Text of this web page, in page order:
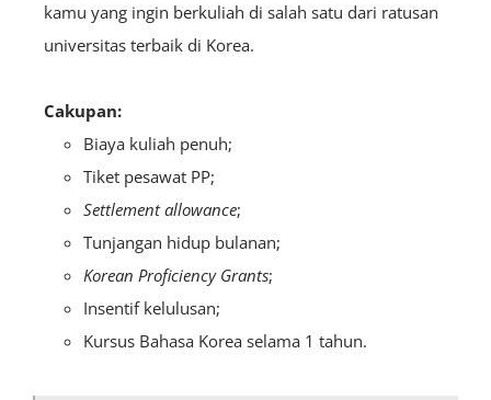
kamu yang ingin berkuliah di salah satu dari ratusan
universitas terbaik di Korea.
Cakupan:
Biaya kuliah penuh;
Tiket pesawat PP;
Settlement allowance;
Tunjangan hidup bulanan;
Korean Proficiency Grants;
Insentif kelulusan;
Kursus Bahasa Korea selama 1 tahun.